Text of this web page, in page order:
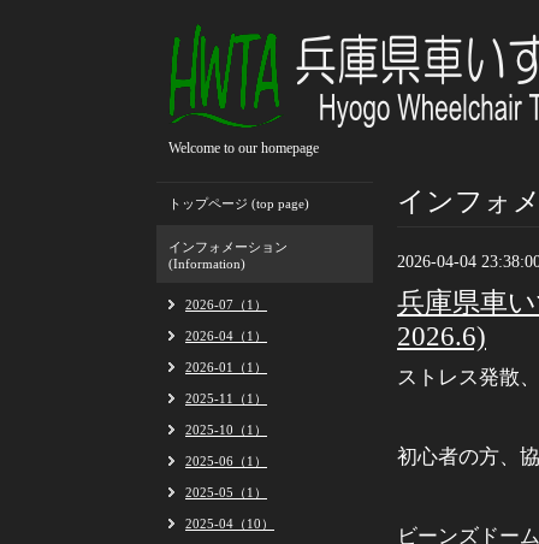
Welcome to our homepage
インフォ
2026-04-04
兵庫県車
2026.6)
ストレス発散
初心者の方、
ビーンズドー
トップページ (top page)
インフォメーション
(Information)
2026-07（1）
2026-04（1）
2026-01（1）
2025-11（1）
2025-10（1）
2025-06（1）
2025-05（1）
2025-04（10）